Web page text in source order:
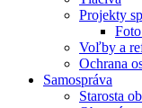
Projekty
Voľby a
Ochrana
Samospráva
Starosta